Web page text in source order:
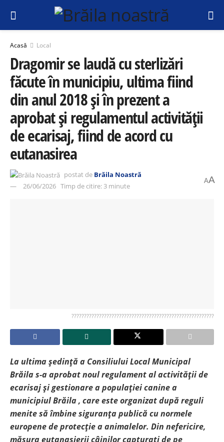
Acasă Local
Dragomir se laudă cu sterlizări
făcute în municipiu, ultima fiind
din anul 2018 și în prezent a
aprobat și regulamentul activității
de ecarisaj, fiind de acord cu
eutanasirea
postat de Brăila Noastră
26/06/2026 Timp de citire: 3 minute
AA
?????????????????????????????????????????????????????????
La ultima ședință a Consiliului Local Municipal
Brăila s-a aprobat noul regulament al activității de
ecarisaj și gestionare a populației canine a
municipiul Brăila , care este organizat după reguli
menite să îmbine siguranța publică cu normele
europene de protecție a animalelor. Din nefericire,
măsura eutanasierii câinilor capturați de pe